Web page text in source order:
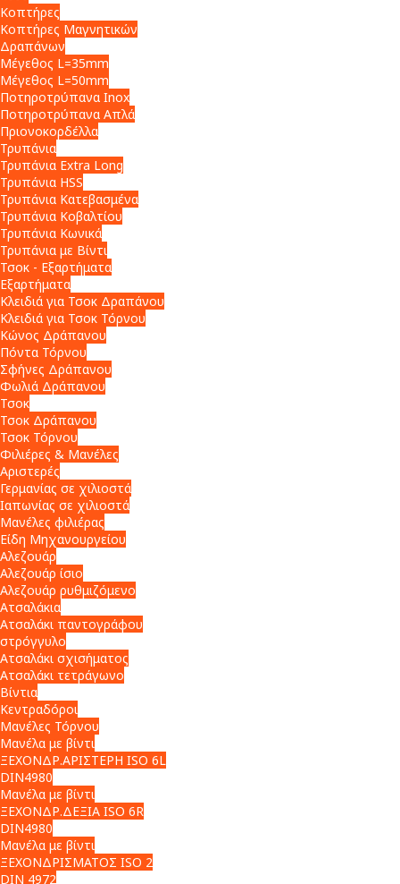
Κοπτήρες
Κοπτήρες Μαγνητικών
Δραπάνων
Μέγεθος L=35mm
Μέγεθος L=50mm
Ποτηροτρύπανα Inox
Ποτηροτρύπανα Απλά
Πριονοκορδέλλα
Τρυπάνια
Τρυπάνια Extra Long
Τρυπάνια HSS
Τρυπάνια Κατεβασμένα
Τρυπάνια Κοβαλτίου
Τρυπάνια Κωνικά
Τρυπάνια με Βίντι
Τσοκ - Εξαρτήματα
Εξαρτήματα
Κλειδιά για Τσοκ Δραπάνου
Κλειδιά για Τσοκ Τόρνου
Κώνος Δράπανου
Πόντα Τόρνου
Σφήνες Δράπανου
Φωλιά Δράπανου
Τσοκ
Τσοκ Δράπανου
Τσοκ Τόρνου
Φιλιέρες & Μανέλες
Αριστερές
Γερμανίας σε χιλιοστά
Ιαπωνίας σε χιλιοστά
Μανέλες φιλιέρας
Είδη Μηχανουργείου
Αλεζουάρ
Αλεζουάρ ίσιο
Αλεζουάρ ρυθμιζόμενο
Ατσαλάκια
Ατσαλάκι παντογράφου
στρόγγυλο
Ατσαλάκι σχισήματος
Ατσαλάκι τετράγωνο
Βίντια
Κεντραδόροι
Μανέλες Τόρνου
Μανέλα με βίντι
ΞΕΧΟΝΔΡ.ΑΡΙΣΤΕΡΗ ISO 6L
DIN4980
Μανέλα με βίντι
ΞΕΧΟΝΔΡ.ΔΕΞΙΑ ISO 6R
DIN4980
Μανέλα με βίντι
ΞΕΧΟΝΔΡΙΣΜΑΤΟΣ ISO 2
DIN 4972